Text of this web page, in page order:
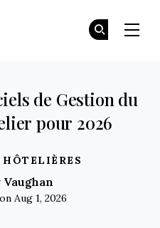
de Gestion du
pour 2026
Vaughan
Aug 1, 2026